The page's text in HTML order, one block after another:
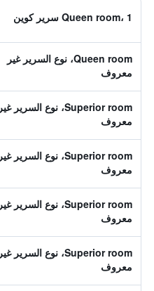
Queen room، 1 سرير كوين
Queen room، نوع السرير غير
معروف
Superior room، نوع السرير غير
معروف
Superior room، نوع السرير غير
معروف
Superior room، نوع السرير غير
معروف
Superior room، نوع السرير غير
معروف